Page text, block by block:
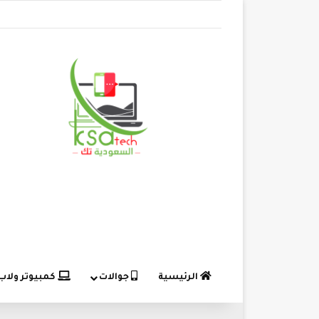
الرئيسية جوالات كمبيوتر